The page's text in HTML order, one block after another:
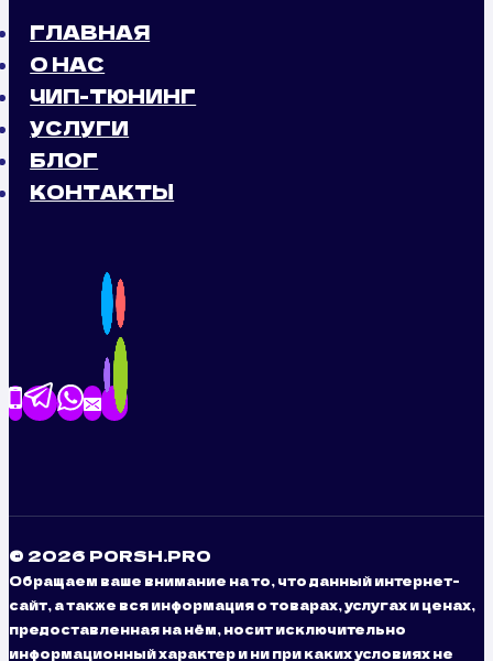
ГЛАВНАЯ
О НАС
ЧИП-ТЮНИНГ
УСЛУГИ
БЛОГ
КОНТАКТЫ
© 2026 PORSH.PRO
Обращаем ваше внимание на то, что данный интернет-
сайт, а также вся информация о товарах, услугах и ценах,
предоставленная на нём, носит исключительно
информационный характер и ни при каких условиях не